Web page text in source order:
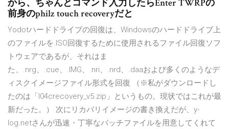
から、ちゃんとコマンド入力したらEnter TWRPの
前身のphilz touch recoveryだと
Yodotハードドライブの回復は、Windowsのハードドライブ上
のファイルを.ISO回復するために使用されるファイル回復ソフ
トウェアであるが、それはま
た、.nrg、.cue、.IMG、.nri、.nrd、.daaおよび多くのようなデ
ィスクイメージファイル形式を回復 （※私がダウンロードし
たのは「l04crecovery_v5.zip」というもの。現状ではこれが最
新だった。） 次にリカバリイメージの書き換えだが、y-
log.netさんが迅速・丁寧なバッチファイルを用意してくれて